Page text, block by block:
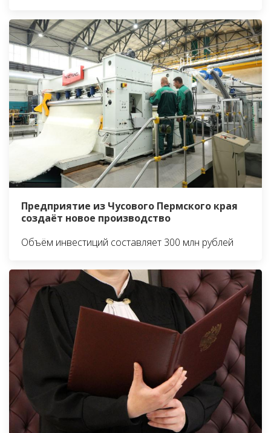
Предприятие из Чусового Пермского края
создаёт новое производство
Объём инвестиций составляет 300 млн рублей